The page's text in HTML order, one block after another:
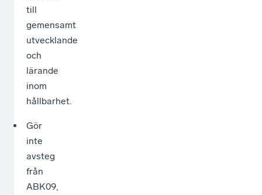
till
gemensamt
utvecklande
och
lärande
inom
hållbarhet.
Gör
inte
avsteg
från
ABK09,